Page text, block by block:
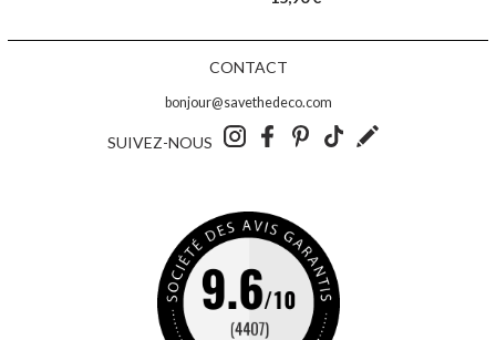
CONTACT
bonjour@savethedeco.com
SUIVEZ-NOUS